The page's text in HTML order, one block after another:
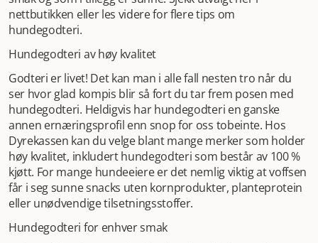
nettbutikken eller les videre for flere tips om
hundegodteri.
Hundegodteri av høy kvalitet
Godteri er livet! Det kan man i alle fall nesten tro når du
ser hvor glad kompis blir så fort du tar frem posen med
hundegodteri. Heldigvis har hundegodteri en ganske
annen ernæringsprofil enn snop for oss tobeinte. Hos
Dyrekassen kan du velge blant mange merker som holder
høy kvalitet, inkludert hundegodteri som består av 100 %
kjøtt. For mange hundeeiere er det nemlig viktig at voffsen
får i seg sunne snacks uten kornprodukter, planteprotein
eller unødvendige tilsetningsstoffer.
Hundegodteri for enhver smak